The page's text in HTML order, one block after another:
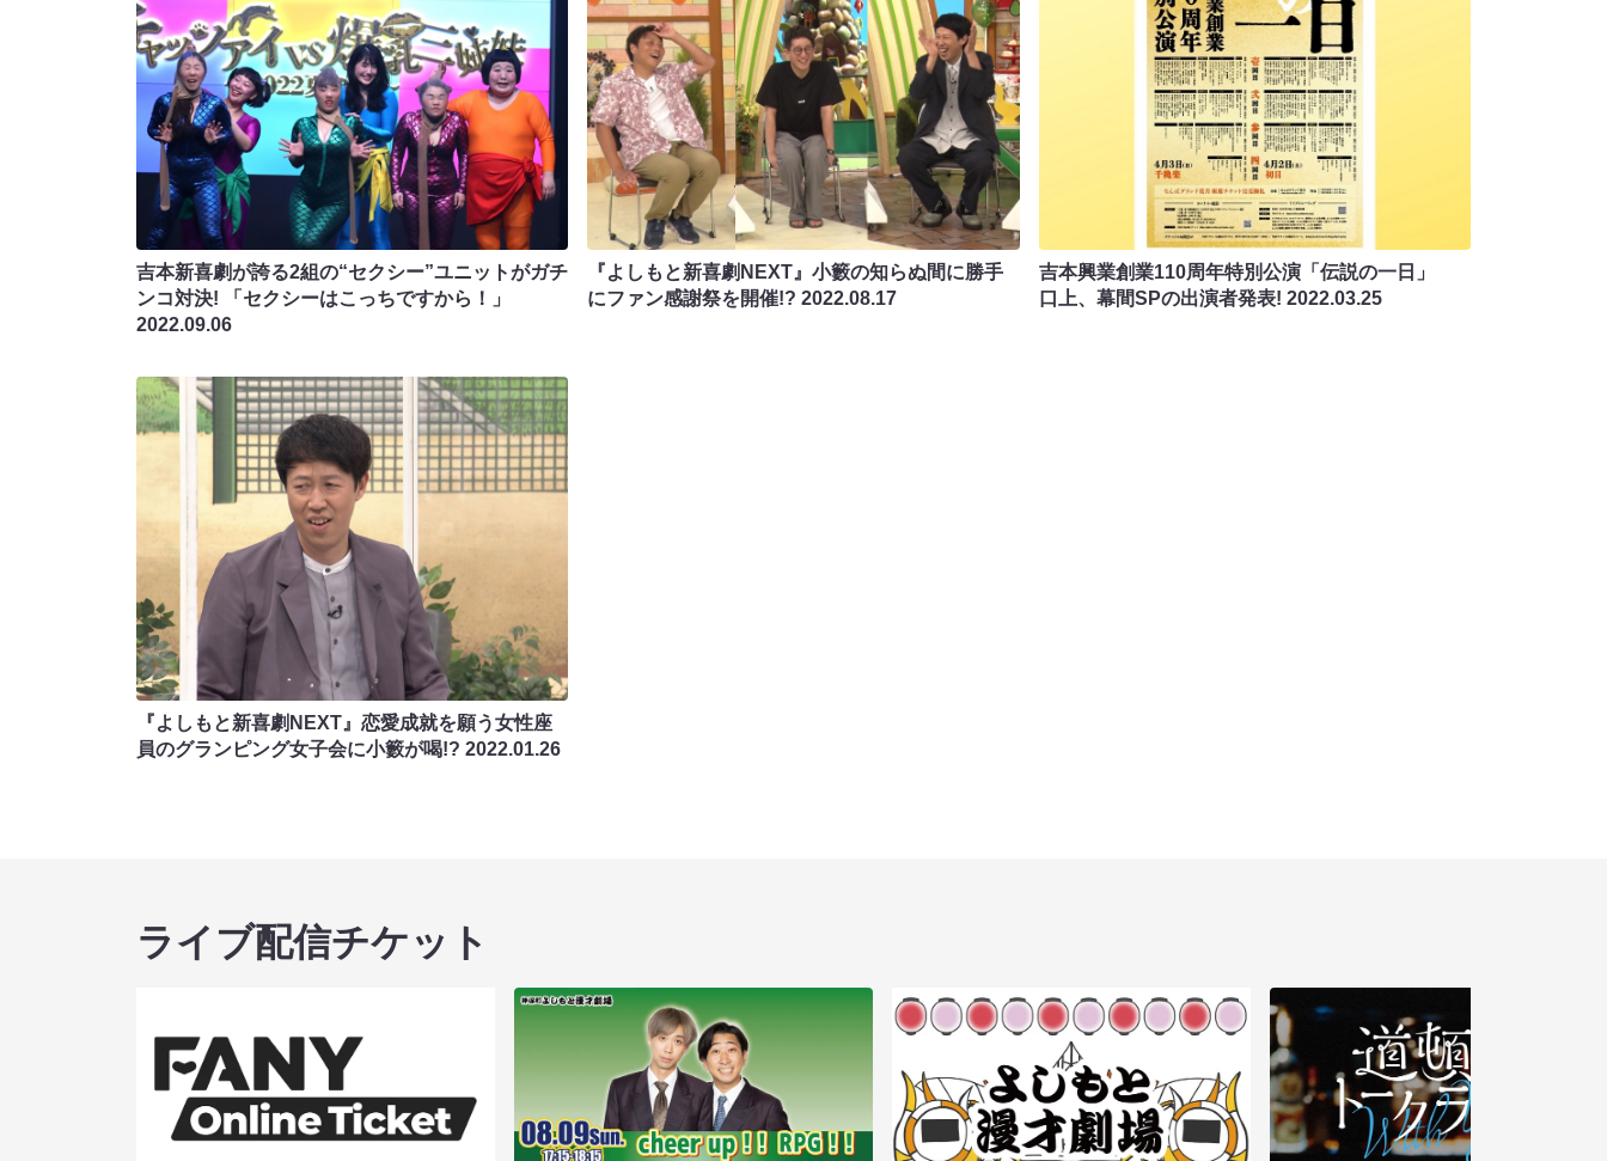
吉本新喜劇が誇る2組の“セクシー”ユニットがガチ
ンコ対決! 「セクシーはこっちですから！」
2022.09.06
『よしもと新喜劇NEXT』小籔の知らぬ間に勝手
にファン感謝祭を開催!?2022.08.17
吉本興業創業110周年特別公演「伝説の一日」
口上、幕間SPの出演者発表! 2022.03.25
『よしもと新喜劇NEXT』恋愛成就を願う女性座
員のグランピング女子会に小籔が喝!? 2022.01.26
ライブ配信チケット